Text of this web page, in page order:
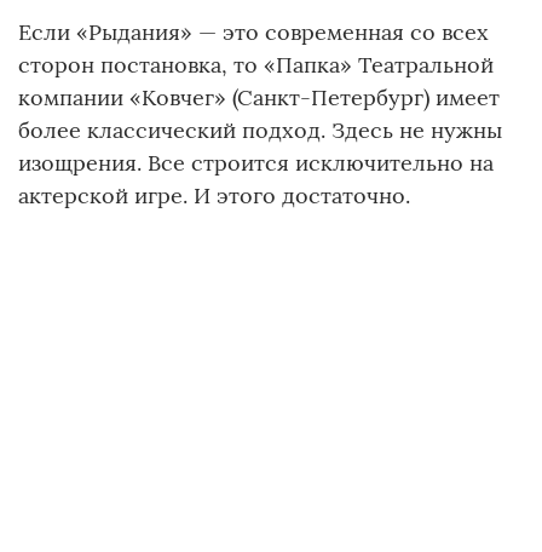
Если «Рыдания» — это современная со всех
сторон постановка, то «Папка» Театральной
компании «Ковчег» (Санкт-Петербург) имеет
более классический подход. Здесь не нужны
изощрения. Все строится исключительно на
актерской игре. И этого достаточно.